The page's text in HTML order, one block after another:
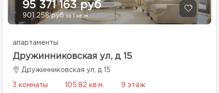
95 371 163 руб
901 258 руб за 1 кв.м.
апартаменты
Дружинниковская ул, д 15
Дружинниковская ул, д 15
3 комнаты 105.82 кв.м. 9 этаж